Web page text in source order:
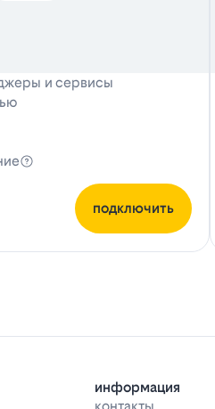
и сервисы
подключить
информация
контакты